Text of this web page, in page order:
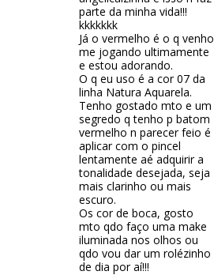
parte da minha vida!!!
kkkkkkk
Já o vermelho é o q venho
me jogando ultimamente
e estou adorando.
O q eu uso é a cor 07 da
linha Natura Aquarela.
Tenho gostado mto e um
segredo q tenho p batom
vermelho n parecer feio é
aplicar com o pincel
lentamente aé adquirir a
tonalidade desejada, seja
mais clarinho ou mais
escuro.
Os cor de boca, gosto
mto qdo faço uma make
iluminada nos olhos ou
qdo vou dar um rolézinho
de dia por aí!!!